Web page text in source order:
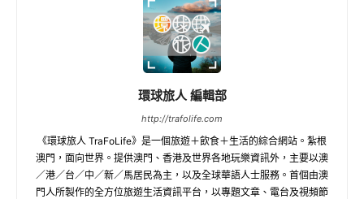
環球旅人 編輯部
http://trafolife.com
《環球旅人 TraFoLife》是一個旅遊＋飲食＋生活的綜合網站。紮根
澳門，面向世界。提供澳門、香港及世界各地玩樂資訊外，主要以澳
／港／台／中／新／馬居民為主，以及全球華語人士服務。首個由澳
門人所製作的全方位旅遊生活資訊平台，以專題文章、電台及視頻節